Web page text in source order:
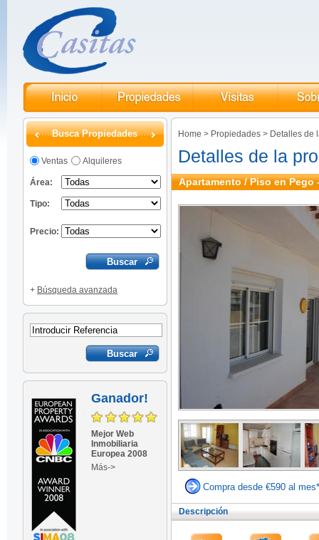
Busca Propiedades
Ventas Alquileres
Área:
Tipo:
Precio:
+ Búsqueda avanzada
Ganador!
Mejor Web
Inmobiliaria
Europea 2008
Más->
Home > Propiedades > Detalles de
Detalles de la
Apartamento / Piso en Pego
Compra desde €590 al mes*
Descripción